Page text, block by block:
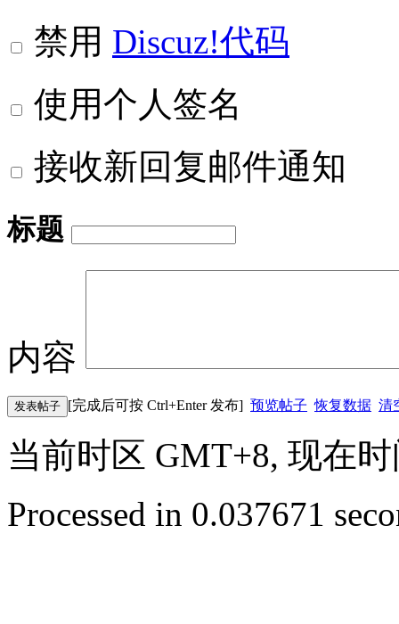
禁用 Discuz!代码
使用个人签名
接收新回复邮件通知
标题
内容
发表帖子 [完成后可按 Ctrl+Enter 发布] 预览帖子 恢复数据 清
当前时区 GMT+8, 现在
Processed in 0.037671